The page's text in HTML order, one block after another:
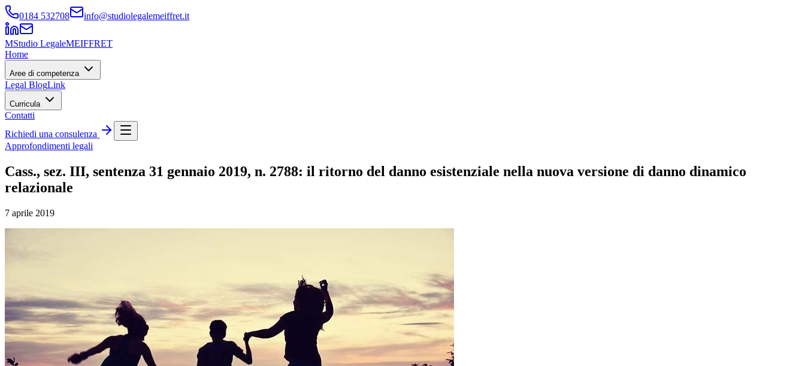
0184 532708 info@studiolegalemeiffret.it
MStudio LegaleMEIFFRET
Home
Aree di competenza
Legal BlogLink
Curricula
Contatti
Richiedi una consulenza
Approfondimenti legali
Cass., sez. III, sentenza 31 gennaio 2019, n. 2788: il ritorno del danno esistenziale nella nuova versione di danno dinamico
relazionale
7 aprile 2019